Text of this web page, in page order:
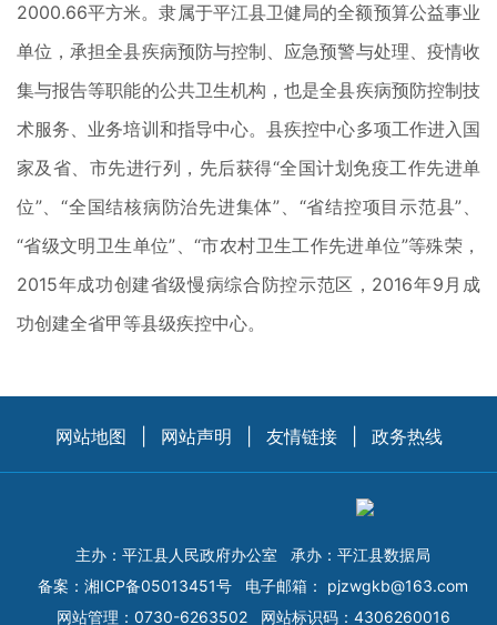
2000.66平方米。隶属于平江县卫健局的全额预算公益事业
单位，承担全县疾病预防与控制、应急预警与处理、疫情收
集与报告等职能的公共卫生机构，也是全县疾病预防控制技
术服务、业务培训和指导中心。县疾控中心多项工作进入国
家及省、市先进行列，先后获得“全国计划免疫工作先进单
位”、“全国结核病防治先进集体”、“省结控项目示范县”、
“省级文明卫生单位”、“市农村卫生工作先进单位”等殊荣，
2015年成功创建省级慢病综合防控示范区，2016年9月成
功创建全省甲等县级疾控中心。
网站地图 网站声明 友情链接 政务热线
主办：平江县人民政府办公室
承办：平江县数据局
备案： 湘ICP备05013451号 电子邮箱： pjzwgkb@163.com
网站管理：0730-6263502
网站标识码：4306260016